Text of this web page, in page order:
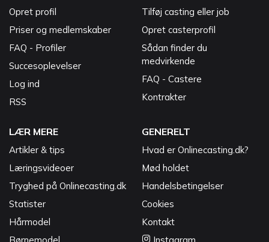
Opret profil
Priser og medlemskaber
FAQ - Profiler
Succesoplevelser
Log ind
RSS
Tilføj casting eller job
Opret casterprofil
Sådan finder du
medvirkende
FAQ - Castere
Kontrakter
LÆR MERE
Artikler & tips
Læringsvideoer
Tryghed på Onlinecasting.dk
Statister
Hårmodel
Børnemodel
GENERELT
Hvad er Onlinecasting.dk?
Mød holdet
Handelsbetingelser
Cookies
Kontakt
Instagram